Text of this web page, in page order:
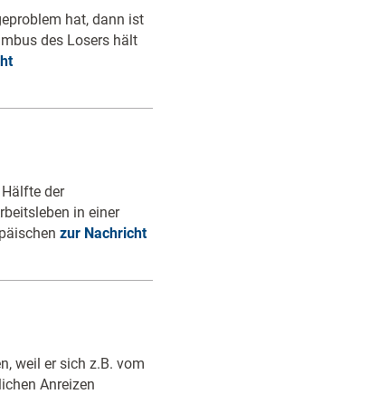
hat, dann ist
des Losers hält
der
in einer
zur Nachricht
weil er sich z.B. vom
Anreizen